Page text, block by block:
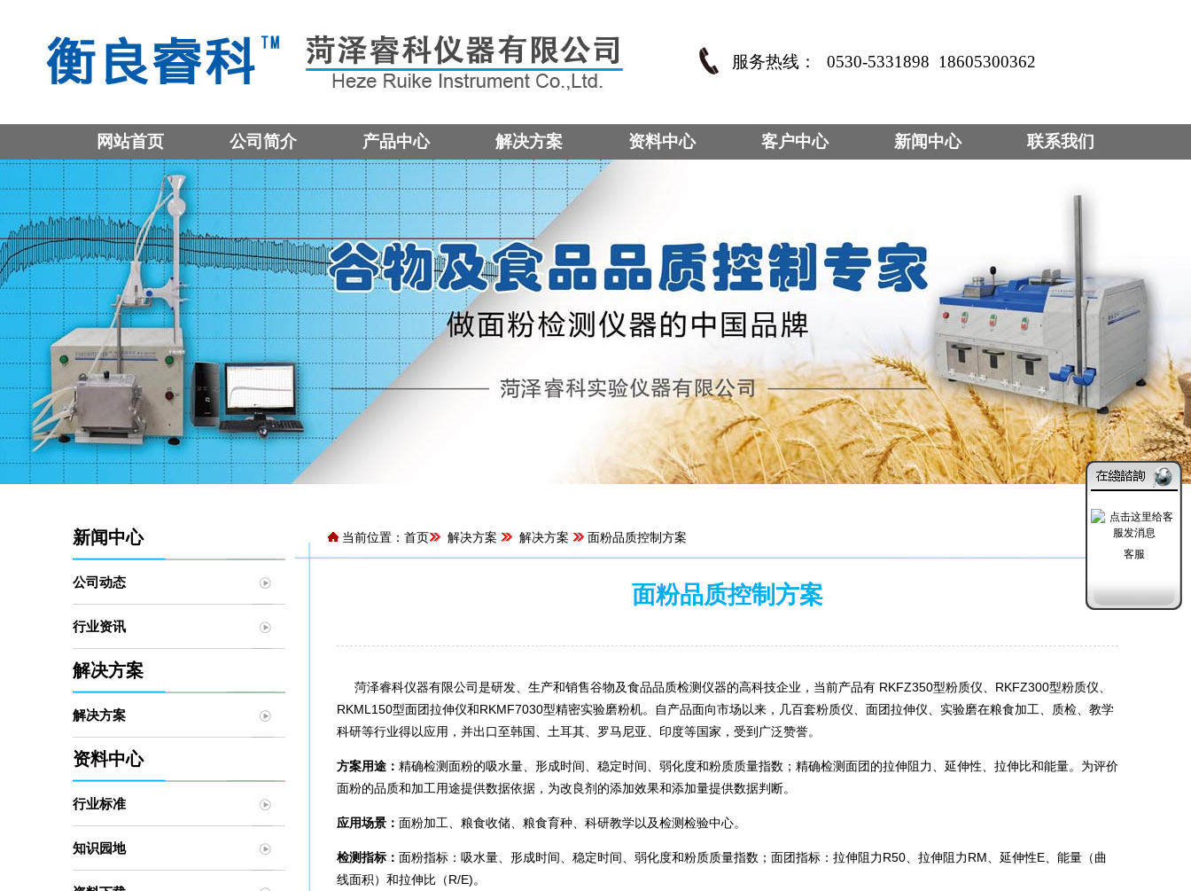
服务热线： 0530-5331898 18605300362
网站首页 公司简介 产品中心 解决方案 资料中心 客户中心 新闻中心 联系我们
新闻中心
公司动态
行业资讯
解决方案
解决方案
资料中心
行业标准
知识园地
当前位置： 首页 解决方案 解决方案 面粉品质控制方案
面粉品质控制方案
菏泽睿科仪器有限公司是研发、生产和销售谷物及食品品质检测仪器的高科技企业，当前产品有 RKFZ350型粉质仪、RKFZ300型粉质仪、
RKML150型面团拉伸仪和RKMF7030型精密实验磨粉机。自产品面向市场以来，几百套粉质仪、面团拉伸仪、实验磨在粮食加工、质检、教学
科研等行业得以应用，并出口至韩国、土耳其、罗马尼亚、印度等国家，受到广泛赞誉。
方案用途： 精确检测面粉的吸水量、形成时间、稳定时间、弱化度和粉质质量指数；精确检测面团的拉伸阻力、延伸性、拉伸比和能量。为评价
面粉的品质和加工用途提供数据依据，为改良剂的添加效果和添加量提供数据判断。
应用场景： 面粉加工、粮食收储、粮食育种、科研教学以及检测检验中心。
检测指标： 面粉指标：吸水量、形成时间、稳定时间、弱化度和粉质质量指数；面团指标：拉伸阻力R50、拉伸阻力RM、延伸性E、能量（曲
线面积）和拉伸比（R/E)。
客服